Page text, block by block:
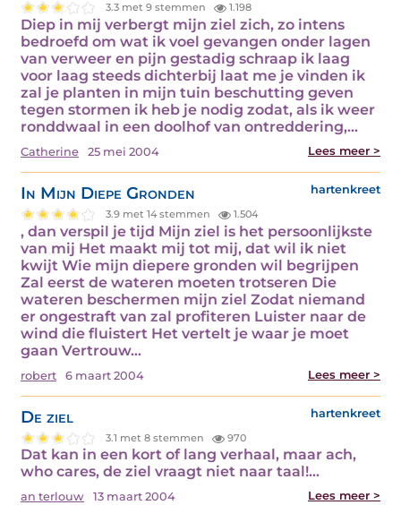
3.3 met 9 stemmen 1.198
Diep in mij verbergt mijn ziel zich, zo intens
bedroefd om wat ik voel gevangen onder lagen
van verweer en pijn gestadig schraap ik laag
voor laag steeds dichterbij laat me je vinden ik
zal je planten in mijn tuin beschutting geven
tegen stormen ik heb je nodig zodat, als ik weer
ronddwaal in een doolhof van ontreddering,…
Catherine 25 mei 2004 Lees meer >
In Mijn Diepe Gronden hartenkreet
3.9 met 14 stemmen 1.504
, dan verspil je tijd Mijn ziel is het persoonlijkste
van mij Het maakt mij tot mij, dat wil ik niet
kwijt Wie mijn diepere gronden wil begrijpen
Zal eerst de wateren moeten trotseren Die
wateren beschermen mijn ziel Zodat niemand
er ongestraft van zal profiteren Luister naar de
wind die fluistert Het vertelt je waar je moet
gaan Vertrouw…
robert 6 maart 2004 Lees meer >
De ziel hartenkreet
3.1 met 8 stemmen 970
Dat kan in een kort of lang verhaal, maar ach,
who cares, de ziel vraagt niet naar taal!…
an terlouw 13 maart 2004 Lees meer >